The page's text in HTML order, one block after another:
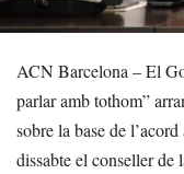
ACN Barcelona – El
parlar amb tothom”
sobre la base de
dissabte el conseller